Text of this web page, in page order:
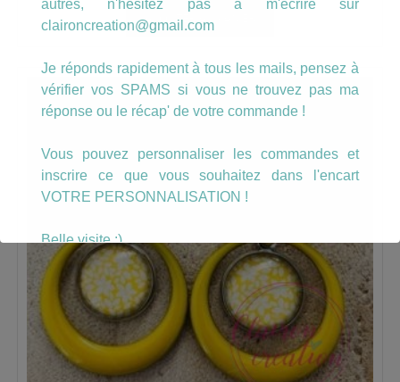
AJOUTER AU PANIER
autres, n'hésitez pas à m'écrire sur
claironcreation@gmail.com
Je réponds rapidement à tous les mails, pensez à
vérifier vos SPAMS si vous ne trouvez pas ma
réponse ou le récap' de votre commande !
Vous pouvez personnaliser les commandes et
inscrire ce que vous souhaitez dans l'encart
VOTRE PERSONNALISATION !
Belle visite :)